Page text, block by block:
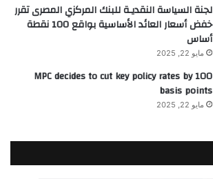
لجنة السياسة النقديـة للبنك المركزي المصرى تقرر
خفض أسعار العائد الأساسية بواقع 100 نقطة
أساس
مايو 22, 2025
MPC decides to cut key policy rates by 100
basis points
مايو 22, 2025